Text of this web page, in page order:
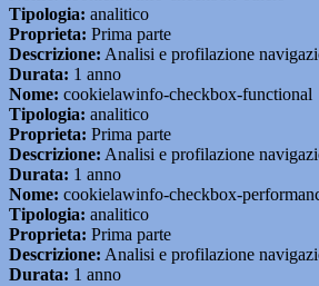
Tipologia: analitico
Proprieta: Prima parte
Descrizione: Analisi e profilazione
Durata: 1 anno
Nome: cookielawinfo-checkbox-functional
Tipologia: analitico
Proprieta: Prima parte
Descrizione: Analisi e profilazione
Durata: 1 anno
Nome: cookielawinfo-checkbox-
Tipologia: analitico
Proprieta: Prima parte
Descrizione: Analisi e profilazione
Durata: 1 anno